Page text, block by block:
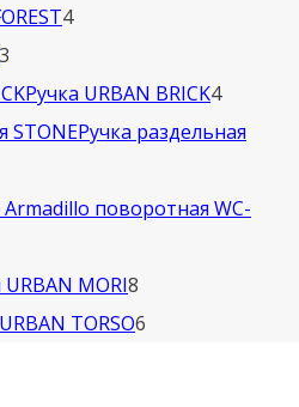
44
3
товара
Ручка URBAN BRICK44
товара
Ручка раздельная
Armadillo поворотная WC-
MORI8
товаров
TORSO6